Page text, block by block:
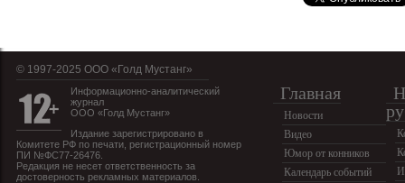
© 1997-2025 OOO «Голд Мустанг»
Информационно-аналитический
журнал
ООО «Голд Мустанг»
Издание зарегистрировано в
Комитете РФ по печати, регистрационный номер
ПИ №ФС77-26476.
Редакция не несет ответственность за
достоверность рекламных материалов.
Главная
Новости
Видео
Юмор от конников
Календарь событий